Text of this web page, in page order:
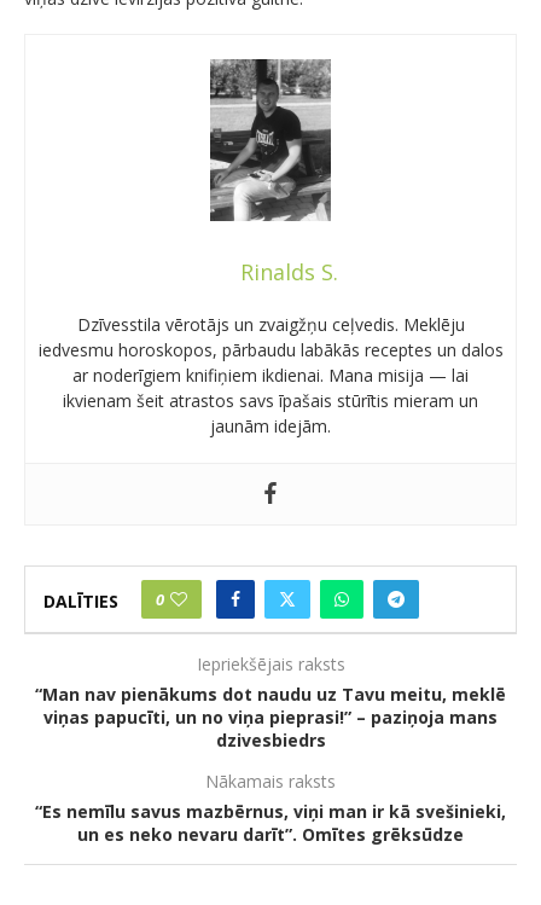
Rinalds S.
Dzīvesstila vērotājs un zvaigžņu ceļvedis. Meklēju
iedvesmu horoskopos, pārbaudu labākās receptes un dalos
ar noderīgiem knifiņiem ikdienai. Mana misija — lai
ikvienam šeit atrastos savs īpašais stūrītis mieram un
jaunām idejām.
DALĪTIES 0
Iepriekšējais raksts
“Man nav pienākums dot naudu uz Tavu meitu, meklē
viņas papucīti, un no viņa pieprasi!” – paziņoja mans
dzivesbiedrs
Nākamais raksts
“Es nemīlu savus mazbērnus, viņi man ir kā svešinieki,
un es neko nevaru darīt”. Omītes grēksūdze